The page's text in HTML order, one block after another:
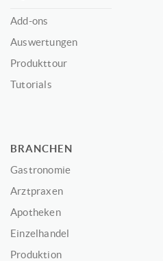
Add-ons
Auswertungen
Produkttour
Tutorials
BRANCHEN
Gastronomie
Arztpraxen
Apotheken
Einzelhandel
Produktion